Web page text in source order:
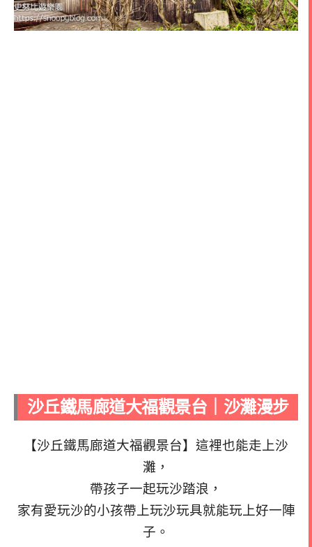
沙丘鐵馬廊道大福觀景台｜沙灘漫步
【沙丘鐵馬廊道大福觀景台】這裡也能走上沙
灘，
帶孩子一起玩沙踏浪，
家有愛玩沙的小孩帶上玩沙玩具就能玩上好一陣
子。